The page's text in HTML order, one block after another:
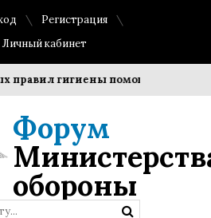
Регистрация
Личный кабинет
гигиены помогает
Форум
обороны